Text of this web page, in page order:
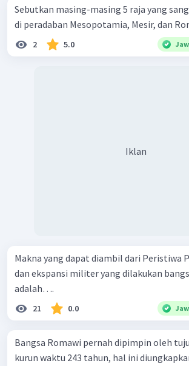
Sebutkan masing-masing 5 raja yang
di peradaban Mesopotamia, Mesir, dan
2 5.0
Iklan
Makna yang dapat diambil dari Peristiwa
dan ekspansi militer yang dilakukan
adalah….
21 0.0
Bangsa Romawi pernah dipimpin oleh
kurun waktu 243 tahun, hal ini